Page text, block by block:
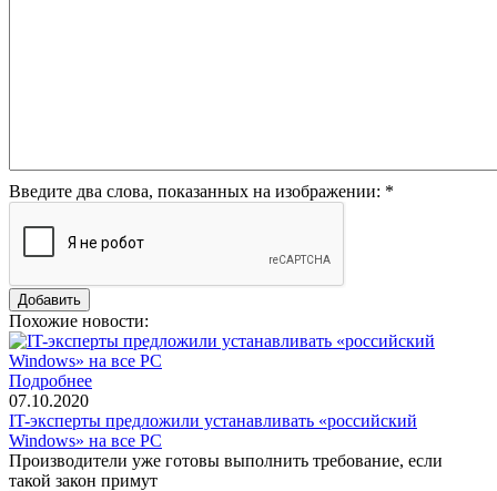
Введите два слова, показанных на изображении: *
Похожие новости:
Подробнее
07.10.2020
IT-эксперты предложили устанавливать «российский
Windows» на все PC
Производители уже готовы выполнить требование, если
такой закон примут